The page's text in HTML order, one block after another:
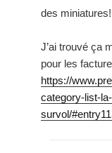
des miniatures!
J’ai trouvé ça
pour les
https://
category-list-
survol/